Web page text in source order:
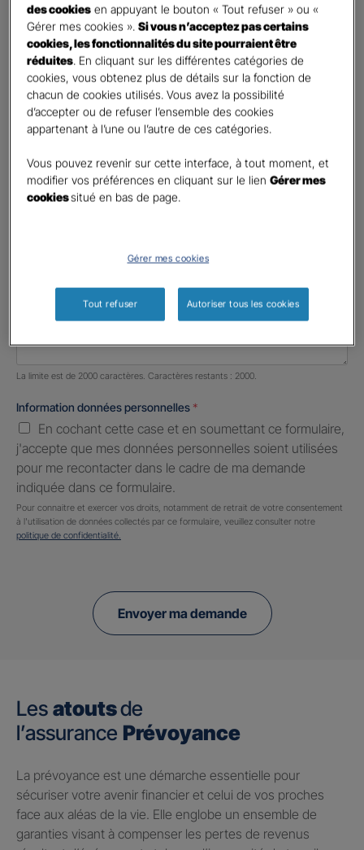
Monsieur
Contact*
First
Votre profession
Profession libérale
Téléphone
United
Informations complémentaires (facultatif)
Nombre de caractères restants :2000 caractères restants
La limite est de 2000 caractères. Caractères restants : 2000.
Information données personnelles *
En cochant cette case et en soumettant ce formulaire,
j'accepte que mes données personnelles soient utilisées
pour me recontacter dans le cadre de ma demande
indiquée dans ce formulaire.
Pour connaitre et exercer vos droits, notamment de retrait de votre consentement
à l'utilisation de données collectés par ce formulaire, veuillez consulter notre
politique de confidentialité.
Envoyer ma demande
Les atoutsde
l’assurance Prévoyance
​La prévoyance est une démarche essentielle pour
sécuriser votre avenir financier et celui de vos proches
face aux aléas de la vie. Elle englobe un ensemble de
garanties visant à compenser les pertes de revenus
des cookies en appuyant le bouton « Tout refuser » ou «
Gérer mes cookies ».Si vous n’acceptez pas certains
cookies, les fonctionnalités du site pourraient être
réduites. En cliquant sur les différentes catégories de
cookies, vous obtenez plus de détails sur la fonction de
chacun de cookies utilisés. Vous avez la possibilité
d’accepter ou de refuser l’ensemble des cookies
appartenant à l’une ou l’autre de ces catégories.
Vous pouvez revenir sur cette interface, à tout moment, et
modifier vos préférences en cliquant sur le lienGérer mes
cookiessitué en bas de page.
Gérer mes cookies
Tout refuser Autoriser tous les cookies